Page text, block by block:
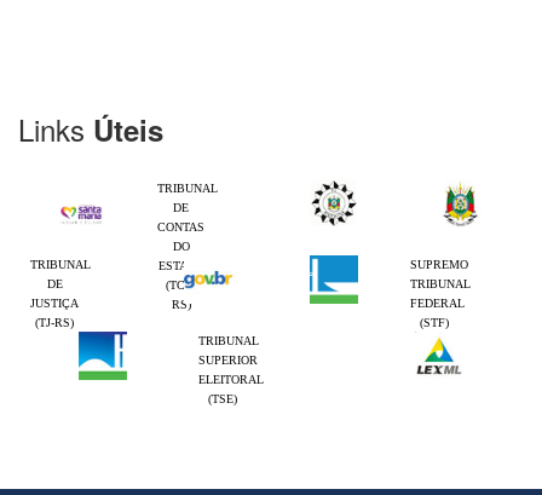
Links Úteis
TRIBUNAL
DE
CONTAS
DO
ESTADO
(TCE-
RS)
TRIBUNAL
DE
JUSTIÇA
(TJ-RS)
SUPREMO
TRIBUNAL
FEDERAL
(STF)
TRIBUNAL
SUPERIOR
ELEITORAL
(TSE)